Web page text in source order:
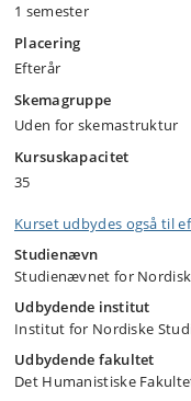
1 semester
Placering
Efterår
Skemagruppe
Uden for skemastruktur
Kursuskapacitet
35
Kurset udbydes også til
Studienævn
Studienævnet for
Udbydende institut
Institut for Nordiske
Udbydende fakultet
Det Humanistiske